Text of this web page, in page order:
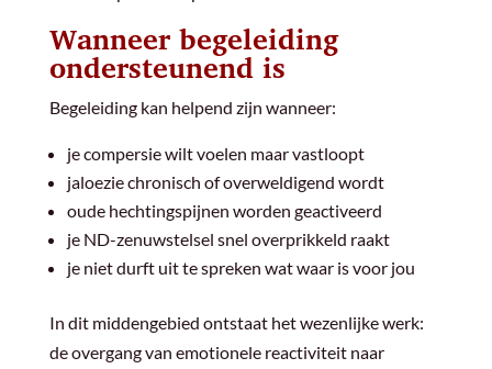
Wanneer begeleiding
ondersteunend is
Begeleiding kan helpend zijn wanneer:
je compersie wilt voelen maar vastloopt
jaloezie chronisch of overweldigend wordt
oude hechtingspijnen worden geactiveerd
je ND-zenuwstelsel snel overprikkeld raakt
je niet durft uit te spreken wat waar is voor jou
In dit middengebied ontstaat het wezenlijke werk:
de overgang van emotionele reactiviteit naar